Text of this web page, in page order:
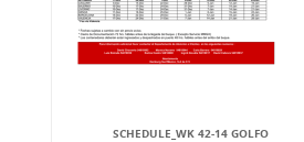
SCHEDULE_WK 42-14 GOLFO